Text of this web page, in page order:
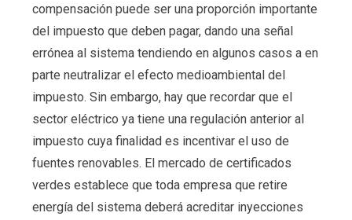
compensación puede ser una proporción importante
del impuesto que deben pagar, dando una señal
errónea al sistema tendiendo en algunos casos a en
parte neutralizar el efecto medioambiental del
impuesto. Sin embargo, hay que recordar que el
sector eléctrico ya tiene una regulación anterior al
impuesto cuya finalidad es incentivar el uso de
fuentes renovables. El mercado de certificados
verdes establece que toda empresa que retire
energía del sistema deberá acreditar inyecciones